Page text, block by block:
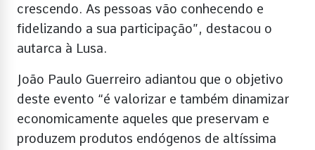
crescendo. As pessoas vão conhecendo e
fidelizando a sua participação”, destacou o
autarca à Lusa.
João Paulo Guerreiro adiantou que o objetivo
deste evento “é valorizar e também dinamizar
economicamente aqueles que preservam e
produzem produtos endógenos de altíssima